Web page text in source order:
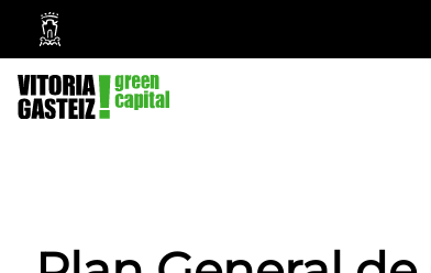
Vitoria-
Gasteiz
City
Council